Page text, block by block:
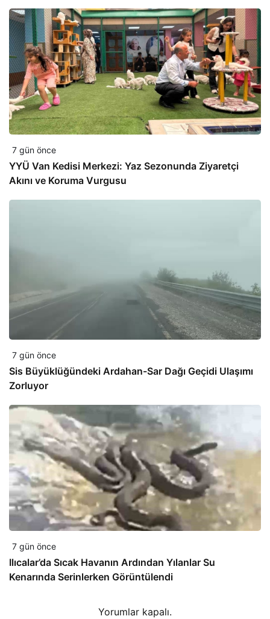
7 gün önce
YYÜ Van Kedisi Merkezi: Yaz Sezonunda Ziyaretçi
Akını ve Koruma Vurgusu
7 gün önce
Sis Büyüklüğündeki Ardahan-Sar Dağı Geçidi Ulaşımı
Zorluyor
7 gün önce
Ilıcalar’da Sıcak Havanın Ardından Yılanlar Su
Kenarında Serinlerken Görüntülendi
Yorumlar kapalı.